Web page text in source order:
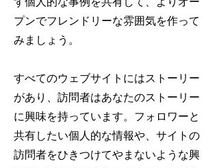
プンでフレンドリーな雰囲気を作って
みましょう。
すべてのウェブサイトにはストーリー
があり、訪問者はあなたのストーリー
に興味を持っています。フォロワーと
共有したい個人的な情報や、サイトの
訪問者をひきつけてやまないような興